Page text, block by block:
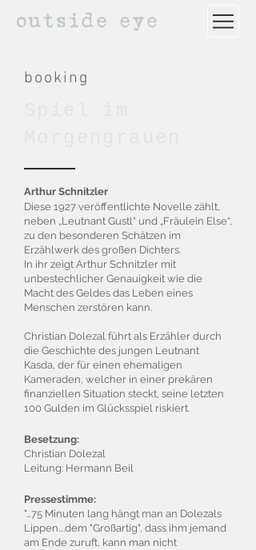
booking
Arthur Schnitzler
Diese 1927 veröffentlichte Novelle zählt,
neben „Leutnant Gustl“ und „Fräulein Else“,
zu den besonderen Schätzen im
Erzählwerk des großen Dichters.
In ihr zeigt Arthur Schnitzler mit
unbestechlicher Genauigkeit wie die
Macht des Geldes das Leben eines
Menschen zerstören kann.
Christian Dolezal führt als Erzähler durch
die Geschichte des jungen Leutnant
Kasda, der für einen ehemaligen
Kameraden, welcher in einer prekären
finanziellen Situation steckt, seine letzten
100 Gulden im Glücksspiel riskiert.
Besetzung:
Christian Dolezal
Leitung: Hermann Beil
Pressestimme:
"…75 Minuten lang hängt man an Dolezals
Lippen….dem "Großartig", dass ihm jemand
am Ende zuruft, kann man nicht